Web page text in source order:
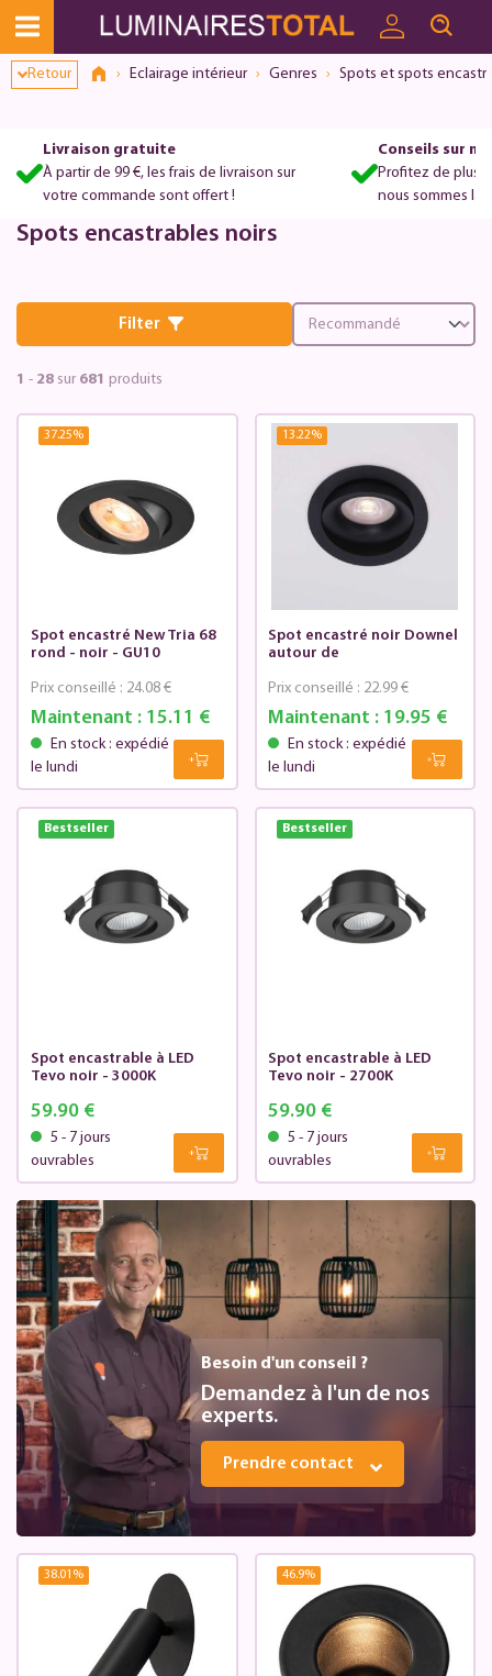
Retour Eclairage intérieur Genres Spots et spots
Livraison gratuite
À partir de 99 €, les frais de livraison sur
votre commande sont offert !
Conseils sur
Profitez de plus
nous sommes là
Spots encastrables noirs
Filter
1 - 28 sur 681 produits
37.25%
Spot encastré New Tria 68
rond - noir - GU10
Maintenant :15.11 €
Prix conseillé : 24.08 €
En stock : expédié
le lundi
13.22%
Spot encastré noir Downel
autour de
Maintenant : 19.95 €
Prix conseillé : 22.99 €
En stock : expédié
le lundi
Bestseller
Spot encastrable à LED
Tevo noir - 3000K
59.90 €
5 - 7 jours
ouvrables
Bestseller
Spot encastrable à LED
Tevo noir - 2700K
59.90 €
5 - 7 jours
ouvrables
Besoin d'un conseil ?
Demandez à l'un de nos
experts.
Prendre contact
38.01 % 46.9%